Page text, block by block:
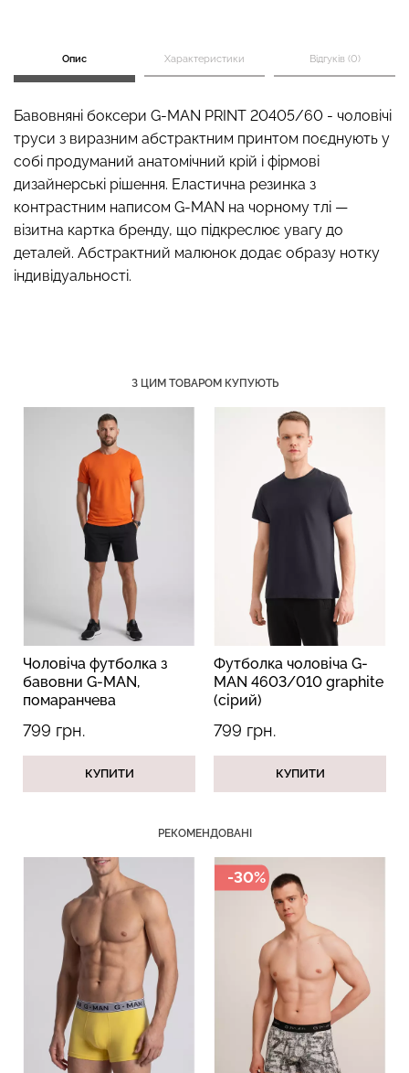
Опис Характеристики Відгуків (0)
Бавовняні боксери G-MAN PRINT 20405/60 - чоловічі
труси з виразним абстрактним принтом поєднують у
собі продуманий анатомічний крій і фірмові
дизайнерські рішення. Еластична резинка з
контрастним написом G-MAN на чорному тлі —
візитна картка бренду, що підкреслює увагу до
деталей. Абстрактний малюнок додає образу нотку
індивідуальності.
З ЦИМ ТОВАРОМ КУПУЮТЬ
Чоловіча футболка з
бавовни G-MAN,
помаранчева
799 грн.
КУПИТИ
Футболка чоловіча G-
MAN 4603/010 graphite
(сірий)
799 грн.
КУПИТИ
РЕКОМЕНДОВАНІ
-30%
Безшовні стрінги STRING
BRIEFS (чорний) Giulia
179 грн. 299 грн.
корекцією BRA
SHAPEWEAR nude
(бежевий) Giulia
489 грн.
699 грн.
Безшовні труси хіпстери
HIPSTER BRIEFS
(бежевий) Giulia
329 грн.
Топ на бретелях в рубчик
CAMI TOP RIB white (білий)
299 грн.
Безшовний топ з легкою
корекцією BRA
SHAPEWEAR black
(чорний) Giulia
489 грн.699 грн.
Велосипедки з пуш-ап
ефектом безшовні
TRACKS SHAPE black
(чорний) Giulia
454 грн. 649 грн.